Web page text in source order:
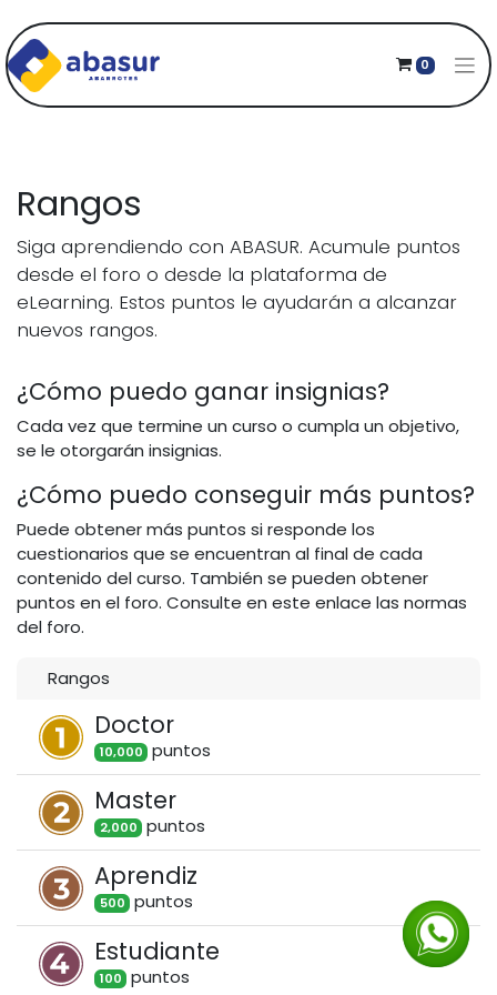
0
Rangos
Siga aprendiendo con ABASUR. Acumule puntos
desde el foro o desde la plataforma de
eLearning. Estos puntos le ayudarán a alcanzar
nuevos rangos.
¿Cómo puedo ganar insignias?
Cada vez que termine un curso o cumpla un objetivo,
se le otorgarán insignias.
¿Cómo puedo conseguir más puntos?
Puede obtener más puntos si responde los
cuestionarios que se encuentran al final de cada
contenido del curso. También se pueden obtener
puntos en el foro. Consulte en este enlace las normas
del foro.
Rangos
Doctor
10,000 puntos
Master
2,000 puntos
Aprendiz
500 puntos
Estudiante
100 puntos